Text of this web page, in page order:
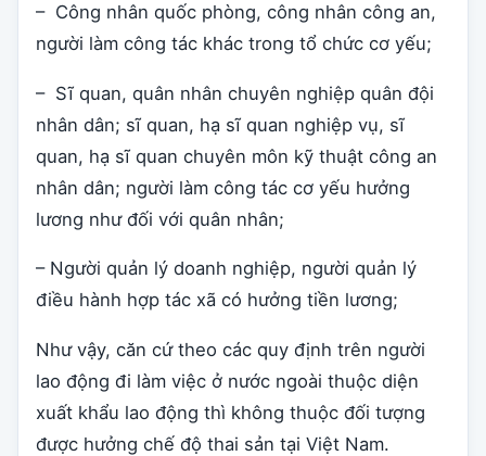
– Công nhân quốc phòng, công nhân công an,
người làm công tác khác trong tổ chức cơ yếu;
– Sĩ quan, quân nhân chuyên nghiệp quân đội
nhân dân; sĩ quan, hạ sĩ quan nghiệp vụ, sĩ
quan, hạ sĩ quan chuyên môn kỹ thuật công an
nhân dân; người làm công tác cơ yếu hưởng
lương như đối với quân nhân;
– Người quản lý doanh nghiệp, người quản lý
điều hành hợp tác xã có hưởng tiền lương;
Như vậy, căn cứ theo các quy định trên người
lao động đi làm việc ở nước ngoài thuộc diện
xuất khẩu lao động thì không thuộc đối tượng
được hưởng chế độ thai sản tại Việt Nam.